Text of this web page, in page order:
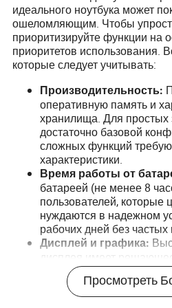
идеального ноутбука может
ошеломляющим. Чтобы
приоритизируйте функции на
приоритетов использования.
которые следует учитывать:
Производительность:
оперативную память и
хранилища. Для простых
достаточно базовой
сложных функций
характеристики.
Время работы от
батареей (не менее 8
пользователей, которые
нуждаются в надежном
рабочих дней без частых
Дисплей и графика:
дисплея имеет
связанной с графикой
что размер экрана
использования.
Просмотреть